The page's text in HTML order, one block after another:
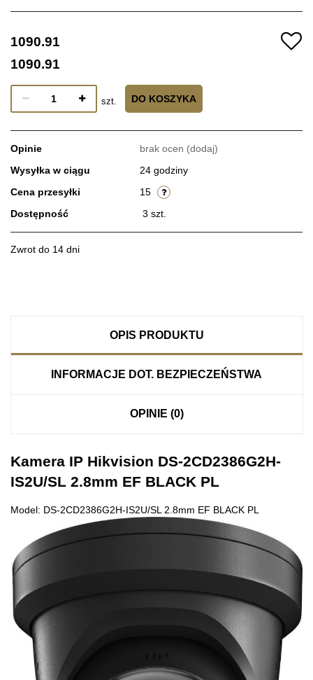
1090.91
1090.91
szt. DO KOSZYKA
Opinie brak ocen (dodaj)
Wysyłka w ciągu
24 godziny
Cena przesyłki
15
Dostępność
3 szt.
Zwrot do 14 dni
OPIS PRODUKTU
INFORMACJE DOT. BEZPIECZEŃSTWA
OPINIE (0)
Kamera IP Hikvision DS-2CD2386G2H-
IS2U/SL 2.8mm EF BLACK PL
Model: DS-2CD2386G2H-IS2U/SL 2.8mm EF BLACK PL